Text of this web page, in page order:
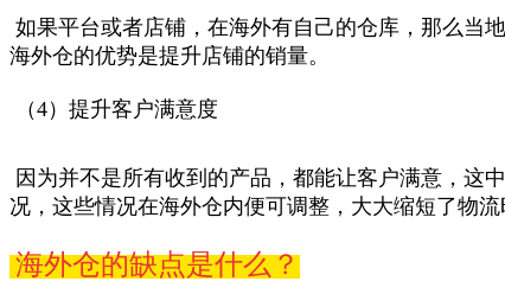
如果平台或者店铺，在海外有自己的仓库，那么当
海外仓的优势是提升店铺的销量。
（4）提升客户满意度
因为并不是所有收到的产品，都能让客户满意，这
况，这些情况在海外仓内便可调整，大大缩短了物
海外仓的缺点是什么？